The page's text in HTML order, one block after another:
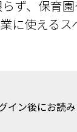
ず、保育
に使える
イン後にお読み